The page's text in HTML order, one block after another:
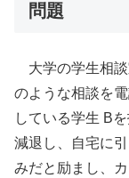
問題
大学の学生相談
のような相談を
している学生 B
減退し、自宅に
みだと励まし、